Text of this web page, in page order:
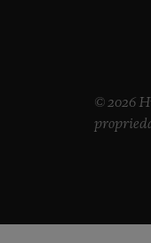
© 2026